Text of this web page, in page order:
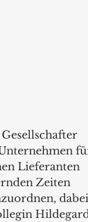
Lieferanten
Zeiten
dabei